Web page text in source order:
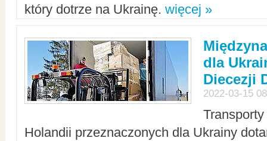
który dotrze na Ukrainę. więcej »
dla
Diecezji
2022-03-15
Holandii przeznaczonych dla Ukrainy